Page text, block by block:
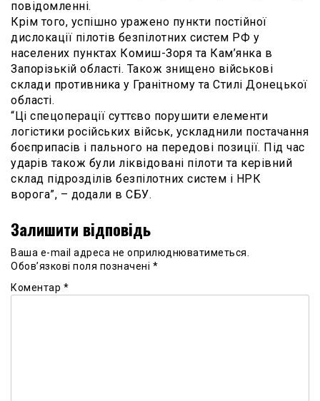
повідомленні.
Крім того, успішно уражено пункти постійної
дислокації пілотів безпілотних систем РФ у
населених пунктах Комиш-Зоря та Кам’янка в
Запорізькій області. Також знищено військові
склади противника у Гранітному та Стилі Донецької
області.
“Ці спецоперації суттєво порушити елементи
логістики російських військ, ускладнили постачання
боєприпасів і пального на передові позиції. Під час
ударів також були ліквідовані пілоти та керівний
склад підрозділів безпілотних систем і НРК
ворога”, – додали в СБУ.
Залишити відповідь
Ваша e-mail адреса не оприлюднюватиметься.
Обов’язкові поля позначені *
Коментар *